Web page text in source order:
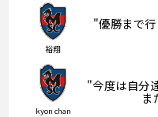
裕翔
"優勝まで
kyon chan
"今度は自分
ま